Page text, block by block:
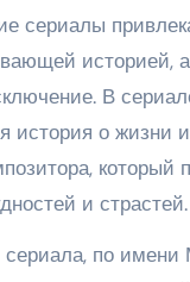
сериалы
историей,
В
история о жизни
который
и страстей.
сериала, по имени